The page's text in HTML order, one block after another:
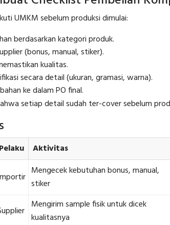
UMKM sebelum produksi dimulai:
berdasarkan kategori produk.
(bonus, manual, stiker).
kualitas.
secara detail (ukuran, gramasi, warna).
ke dalam PO final.
setiap detail sudah ter-cover sebelum
Pelaku Aktivitas
Mengecek kebutuhan bonus, manual,
stiker
Mengirim sample fisik untuk dicek
kualitasnya